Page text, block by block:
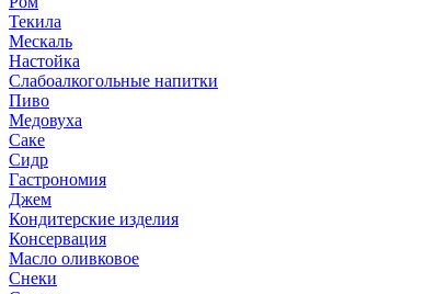
Текила
Мескаль
Настойка
Слабоалкогольные напитки
Пиво
Медовуха
Саке
Сидр
Гастрономия
Джем
Кондитерские изделия
Консервация
Масло оливковое
Снеки